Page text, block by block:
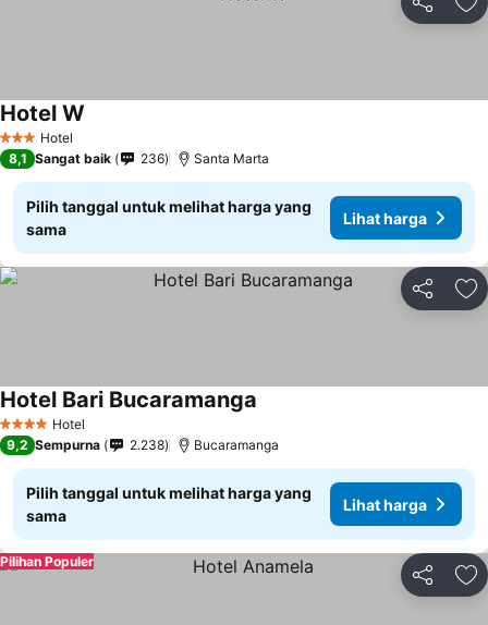
Bagikan
3 BintangHotel
Hotel W
8,1 Sangat baik 236 Santa Marta
Pilih tanggal untuk melihat harga yang
sama
Lihat harga
Bagikan
4 BintangHotel
Hotel Bari Bucaramanga
9,2 Sempurna 2.238 Bucaramanga
Pilih tanggal untuk melihat harga yang
sama
Lihat harga
Bagikan
Pilihan Populer